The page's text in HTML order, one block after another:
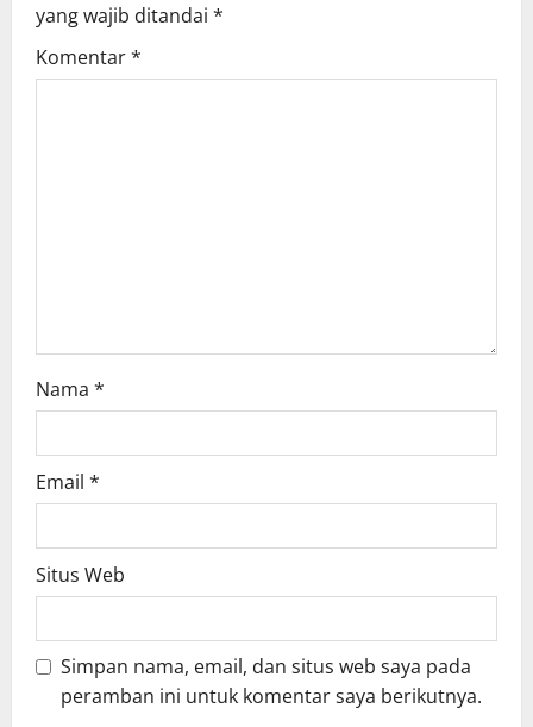
yang wajib ditandai *
Komentar*
Nama *
Email *
Situs Web
Simpan nama, email, dan situs web saya pada
peramban ini untuk komentar saya berikutnya.